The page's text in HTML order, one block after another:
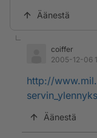
Äänestä
coiffer
2005-12-06
http://
Äänestä